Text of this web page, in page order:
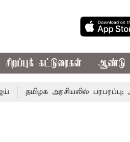
சிறப்புக் கட்டுரைகள் ஆண்டு
அரசியலில் பரபரப்பு;